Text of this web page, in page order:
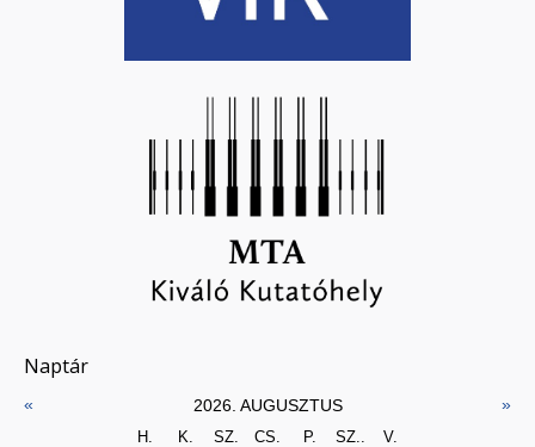
Naptár
« 2026. AUGUSZTUS »
H. K. SZ. CS. P. SZ.. V.